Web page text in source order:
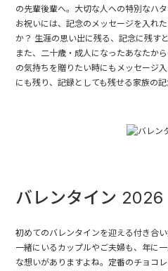
の先輩後輩へ。大切な人への特別なハ
お祝いには、記念のメッセージを入れ
か？ 生涯の思い出に残る、記念に残す
また、二十歳・成人になったあなたか
の気持ちを贈りたい時にもメッセージ
にも残り、記録としても残せる家族の記
バレンタイン 2026
初めてのバレンタインを迎える付き合
一緒にいるカップルやご夫婦も、年に
な想いがありますよね。定番のチョコ